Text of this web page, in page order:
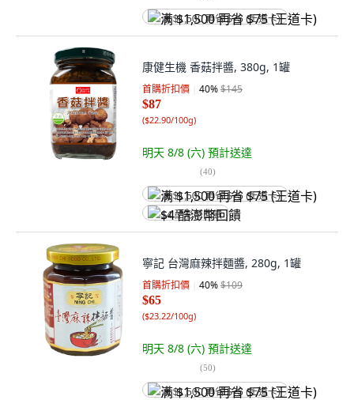
满 $1,500 再省 $75 (王道卡)
康健生機 香菇拌醬, 380g, 1罐
首購折扣價 40%$145
$87
($22.90/100g)
明天 8/8 (六) 預計送達
(40)
满 $1,500 再省 $75 (王道卡)
$4 酷澎幣回饋
寧記 台灣麻辣拌麵醬, 280g, 1罐
首購折扣價 40%$109
$65
($23.22/100g)
明天 8/8 (六) 預計送達
(50)
满 $1,500 再省 $75 (王道卡)